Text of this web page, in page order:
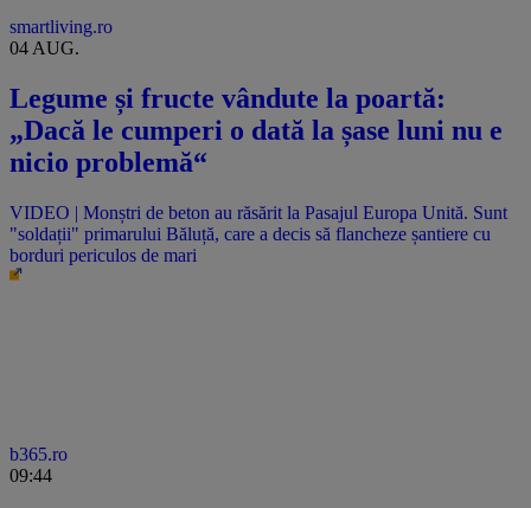
smartliving.ro
04 AUG.
Legume și fructe vândute la poartă:
„Dacă le cumperi o dată la șase luni nu e
nicio problemă“
VIDEO | Monștri de beton au răsărit la Pasajul Europa Unită. Sunt
"soldații" primarului Băluță, care a decis să flancheze șantiere cu
borduri periculos de mari
b365.ro
09:44